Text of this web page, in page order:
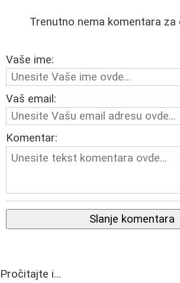
Trenutno nema komentara za
Vaše ime:
Vaš email:
Komentar:
Slanje komentara
Pročitajte i...